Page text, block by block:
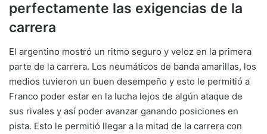
perfectamente las exigencias de la
carrera
El argentino mostró un ritmo seguro y veloz en la primera
parte de la carrera. Los neumáticos de banda amarillas, los
medios tuvieron un buen desempeño y esto le permitió a
Franco poder estar en la lucha lejos de algún ataque de
sus rivales y así poder avanzar ganando posiciones en
pista. Esto le permitió llegar a la mitad de la carrera con